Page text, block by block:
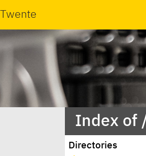
Index of
Directories